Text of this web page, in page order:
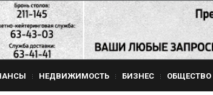
НЕДВИЖИМОСТЬ БИЗНЕС ОБЩЕСТВО